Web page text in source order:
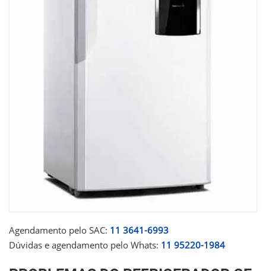
Agendamento pelo SAC: 11 3641-6993
Dúvidas e agendamento pelo Whats: 11 95220-1984